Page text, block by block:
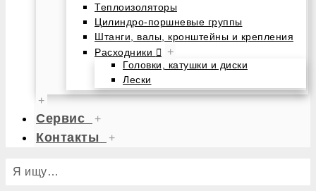
Теплоизоляторы
Цилиндро-поршневые группы
Штанги, валы, кронштейны и крепления
Расходники
+
Головки, катушки и диски
Лески
+
Сервис +
Контакты +
Я ищу…